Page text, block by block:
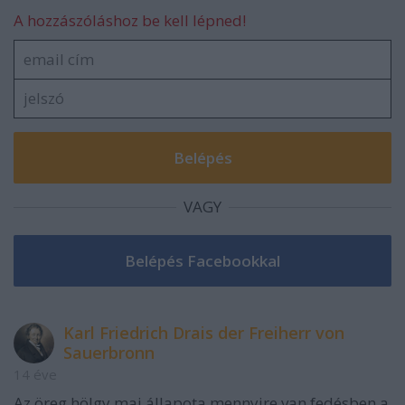
A hozzászóláshoz be kell lépned!
VAGY
Karl Friedrich Drais der Freiherr von
Sauerbronn